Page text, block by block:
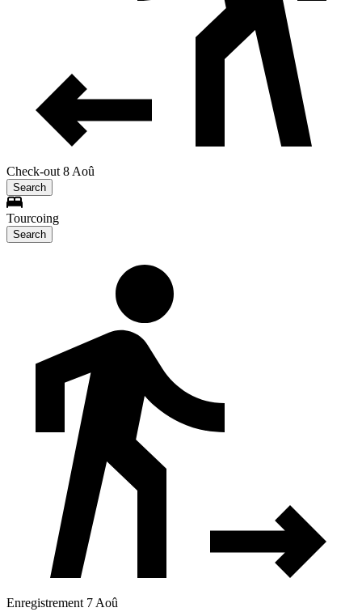
Check-out 8 Aoû
Search
Tourcoing
Search
Enregistrement 7 Aoû